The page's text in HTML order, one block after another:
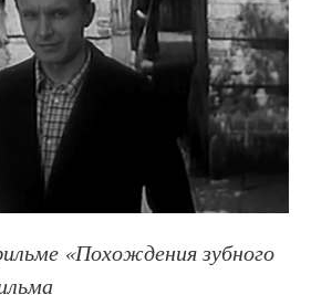
«Похождения зубного